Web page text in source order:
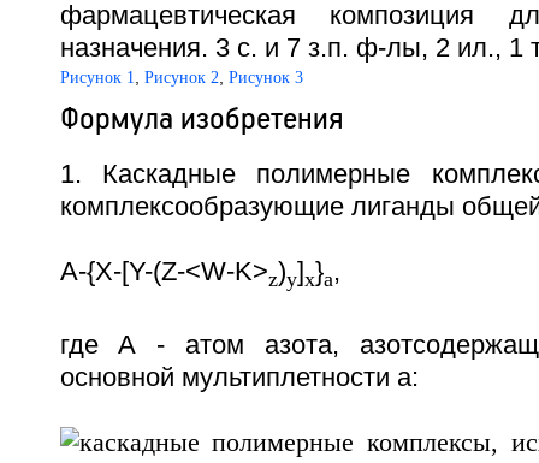
фармацевтическая композиция
назначения. 3 с. и 7 з.п. ф-лы, 2 ил., 1
Рисунок 1, Рисунок 2, Рисунок 3
Формула изобретения
1. Каскадные полимерные
комплексообразующие лиганды
A-{X-[Y-(Z-<W-K>z)y]x}a,
где А - атом азота,
основной мультиплетности а: